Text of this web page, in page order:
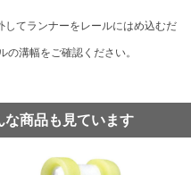
てランナーをレールにはめ込むだ
溝幅をご確認ください。
な商品も見ています